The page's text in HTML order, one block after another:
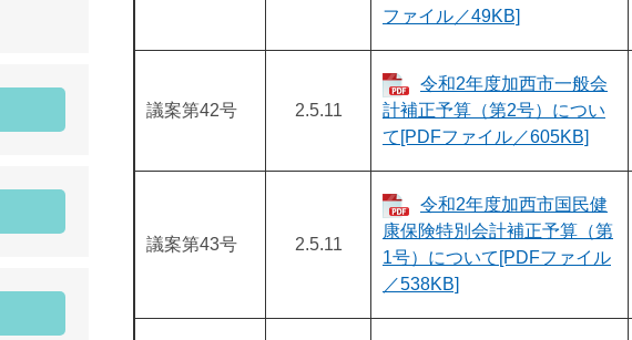
ファイル／49KB]
議案第42号 2.5.11
令和2年度加西市一般会
計補正予算（第2号）につい
て[PDFファイル／605KB]
議案第43号 2.5.11
令和2年度加西市国民健
康保険特別会計補正予算（第
1号）について[PDFファイル
／538KB]